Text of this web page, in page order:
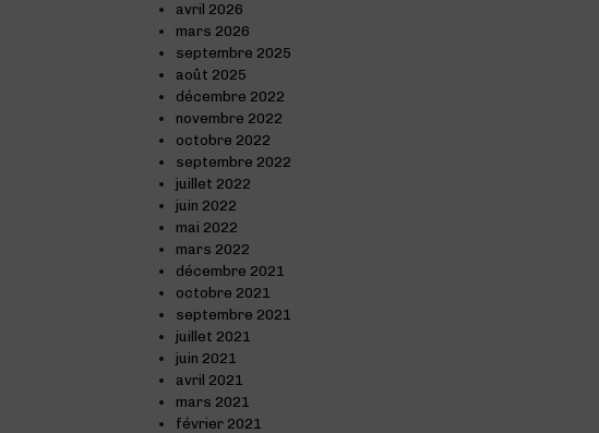
avril 2026
mars 2026
septembre 2025
août 2025
décembre 2022
novembre 2022
octobre 2022
septembre 2022
juillet 2022
juin 2022
mai 2022
mars 2022
décembre 2021
octobre 2021
septembre 2021
juillet 2021
juin 2021
avril 2021
mars 2021
février 2021